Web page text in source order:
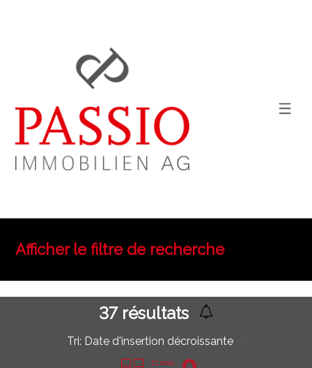
Afficher le filtre de recherche
37résultats
Tri: Date d'insertion décroissante